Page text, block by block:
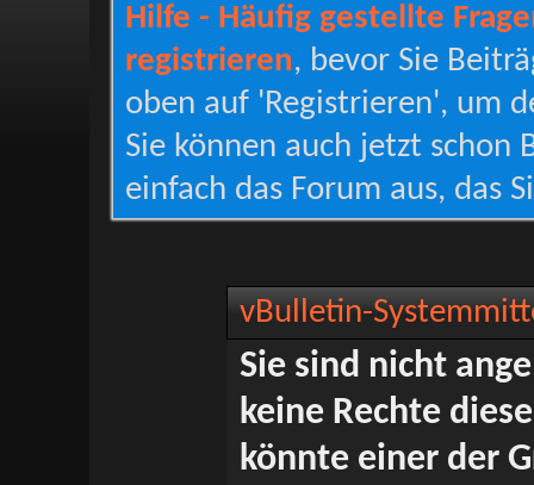
Hilfe - Häufig gestellte
registrieren, bevor Sie
oben auf 'Registrieren', um
Sie können auch jetzt schon
einfach das Forum aus, das
vBulletin-
Sie sind nicht
keine Rechte
könnte einer der